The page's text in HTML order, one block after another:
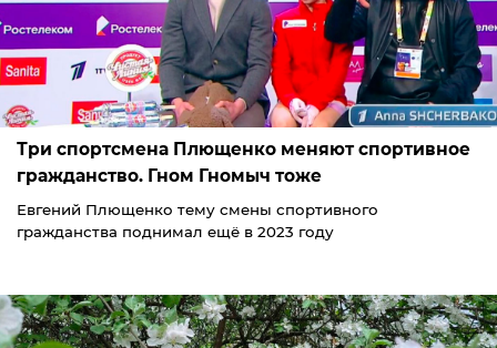
Три спортсмена Плющенко меняют спортивное
гражданство. Гном Гномыч тоже
Евгений Плющенко тему смены спортивного
гражданства поднимал ещё в 2023 году